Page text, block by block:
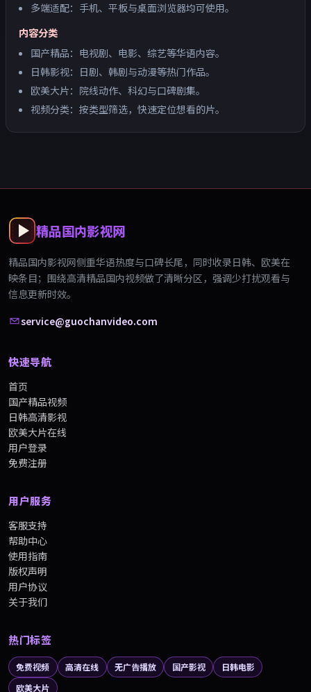
多端适配：手机、平板与桌面浏览器均可使用。
内容分类
国产精品：电视剧、电影、综艺等华语内容。
日韩影视：日剧、韩剧与动漫等热门作品。
欧美大片：院线动作、科幻与口碑剧集。
视频分类：按类型筛选，快速定位想看的片。
精品国内影视网
精品国内影视网侧重华语热度与口碑长尾，同时收录日韩、欧美在
映条目；围绕高清精品国内视频做了清晰分区，强调少打扰观看与
信息更新时效。
service@guochanvideo.com
快速导航
首页
国产精品视频
日韩高清影视
欧美大片在线
用户登录
免费注册
用户服务
客服支持
帮助中心
使用指南
版权声明
用户协议
关于我们
热门标签
免费视频 高清在线 无广告播放 国产影视
日韩电影
欧美大片